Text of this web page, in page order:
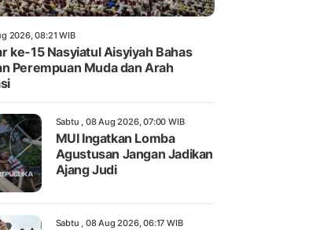
2026, 08:21 WIB
ke-15 Nasyiatul Aisyiyah Bahas
Perempuan Muda dan Arah
Sabtu , 08 Aug 2026, 07:00 WIB
MUI Ingatkan Lomba
Agustusan Jangan Jadikan
Ajang Judi
Sabtu , 08 Aug 2026, 06:17 WIB